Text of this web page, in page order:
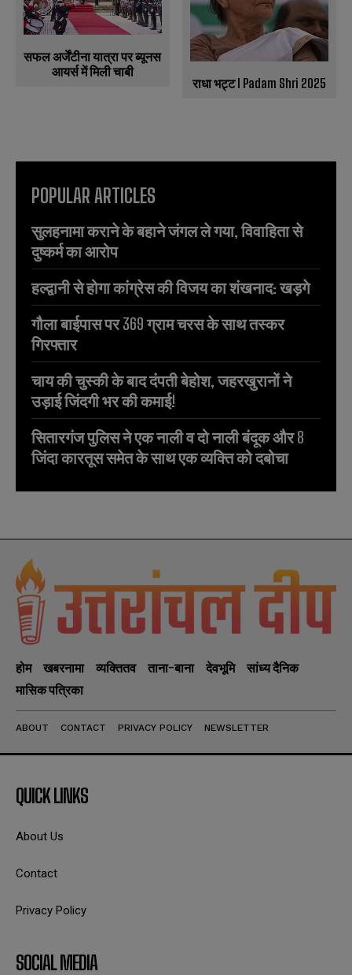
सफल अर्जेंटीना यात्रा पर ब्यूनस
आयर्स में मिली चाबी
राधा भट्ट l Padam Shri 2025
POPULAR ARTICLES
सुलहनामा कराने के बहाने जंगल ले गया, विवाहिता से
दुष्कर्म का आरोप
हल्द्वानी से होगा कांग्रेस की विजय का शंखनाद: खड़गे
गौला बाईपास पर 369 ग्राम चरस के साथ तस्कर
गिरफ्तार
चाय की चुस्की के बाद दंपती बेहोश, जहरखुरानों ने
उड़ाई जिंदगी भर की कमाई!
सितारगंज पुलिस ने एक नाली व दो नाली बंदूक और 8
जिंदा कारतूस समेत के साथ एक व्यक्ति को दबोचा
होम खबरनामा व्यक्तितव ताना-बाना देवभूमि
सांध्य दैनिक
मासिक पत्रिका
ABOUT CONTACT PRIVACY POLICY NEWSLETTER
QUICK LINKS
About Us
Contact
Privacy Policy
SOCIAL MEDIA